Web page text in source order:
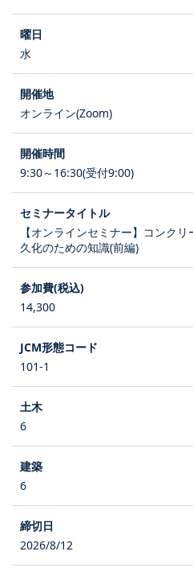
水
オンライン(Zoom)
9:30～16:30(受付9:00)
【オンラインセミナー】コンク
久化のための知識(前編)
14,300
101-1
6
6
2026/8/12